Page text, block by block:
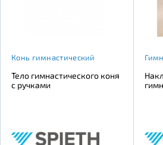
Конь гимнастический
Тело гимнастического коня
с ручками